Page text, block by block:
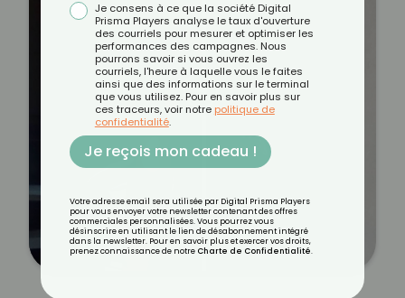
Je consens à ce que la société Digital
Prisma Players analyse le taux d'ouverture
des courriels pour mesurer et optimiser les
performances des campagnes. Nous
pourrons savoir si vous ouvrez les
courriels, l'heure à laquelle vous le faites
ainsi que des informations sur le terminal
que vous utilisez. Pour en savoir plus sur
ces traceurs, voir notre politique de
confidentialité.
Je reçois mon cadeau !
Votre adresse email sera utilisée par Digital Prisma Players
pour vous envoyer votre newsletter contenant des offres
commerciales personnalisées. Vous pourrez vous
désinscrire en utilisant le lien de désabonnement intégré
dans la newsletter. Pour en savoir plus et exercer vos droits,
prenez connaissance de notre Charte de Confidentialité.